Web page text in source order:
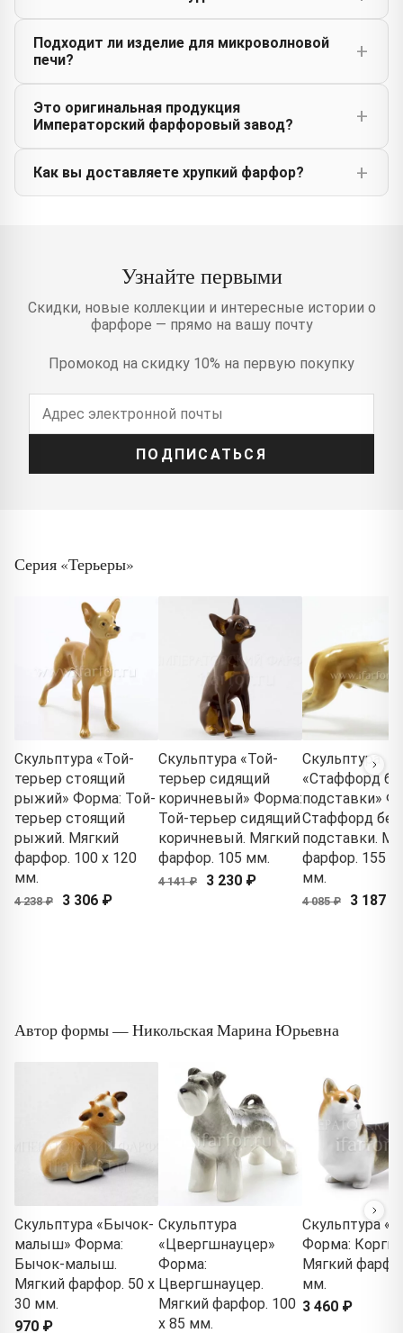
Подходит ли изделие для микроволновой
печи?
Это оригинальная продукция
Императорский фарфоровый завод?
Как вы доставляете хрупкий фарфор?
Узнайте первыми
Скидки, новые коллекции и интересные истории о
фарфоре — прямо на вашу почту
Промокод на скидку 10% на первую покупку
ПОДПИСАТЬСЯ
Серия «Терьеры»
Скульптура «Той-
терьер стоящий
рыжий» Форма: Той-
терьер стоящий
рыжий. Мягкий
фарфор. 100 x 120
мм.
4 238 ₽ 3 306 ₽
Скульптура «Той-
терьер сидящий
коричневый» Форма:
Той-терьер сидящий
коричневый. Мягкий
фарфор. 105 мм.
4 141 ₽ 3 230 ₽
Скульптура
«Стаффорд
подставки»
Стаффорд без
подставки.
фарфор. 155 x
мм.
4 085 ₽ 3 187 ₽
Автор формы — Никольская Марина Юрьевна
Скульптура «Бычок-
малыш» Форма:
Бычок-малыш.
Мягкий фарфор. 50 x
30 мм.
970 ₽
Скульптура
«Цвергшнауцер»
Форма:
Цвергшнауцер.
Мягкий фарфор. 100
x 85 мм.
Скульптура
Форма: Корги.
Мягкий
мм.
3 460 ₽